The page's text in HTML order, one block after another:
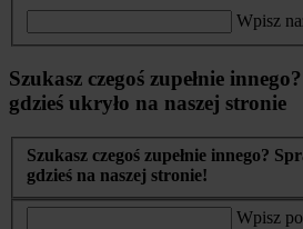
Wpisz
Szukasz czegoś zupełnie
gdzieś ukryło na naszej stronie
Szukasz czegoś zupełnie innego?
gdzieś na naszej stronie!
Wpisz